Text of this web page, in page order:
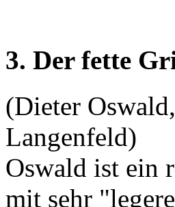
3. Der fette
(Dieter
Langenfeld)
Oswald ist ein
mit sehr